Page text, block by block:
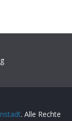
. Alle Rechte